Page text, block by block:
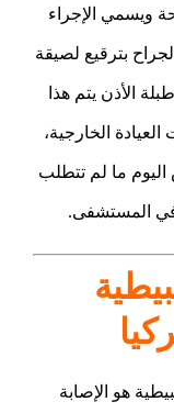
ويسمي الإجراء
بترقيع لصيقة
الأذن يتم هذا
الخارجية،
ما لم تتطلب
المستشفى.
هو الإصابة